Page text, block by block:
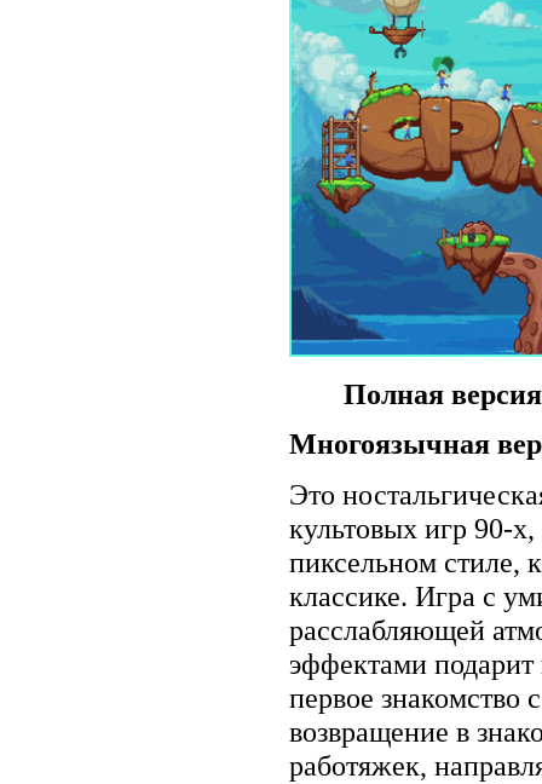
Полная
Многоязычная
Это
культовых игр 90-
пиксельном стиле,
классике. Игра с
расслабляющей
эффектами
первое знакомство
возвращение в
работяжек,